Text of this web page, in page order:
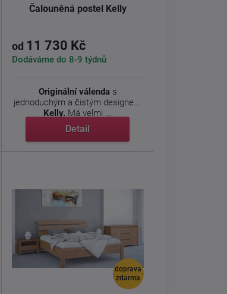
Čalouněná postel Kelly
od 11 730 Kč
Dodáváme do 8-9 týdnů
Originální válendas
jednoduchým a čistým designem
Kelly. Má velmi ...
Detail
doprava
zdarma